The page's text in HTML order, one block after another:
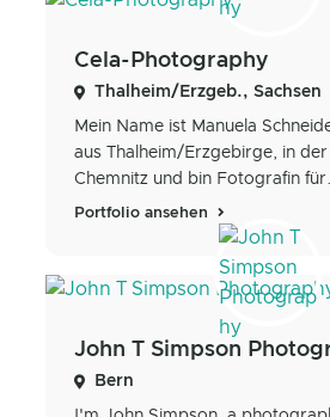
Cela-Photography
Thalheim/Erzgeb., Sachsen
Mein Name ist Manuela
aus Thalheim/Erzgebirge, in
Chemnitz und bin Fotografin
Portfolio ansehen
John T Simpson
Bern